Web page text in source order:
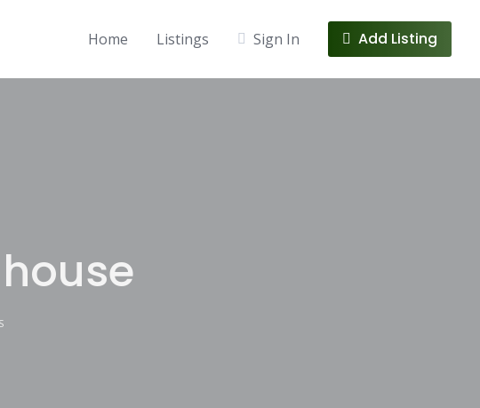
Home Listings Sign In Add Listing